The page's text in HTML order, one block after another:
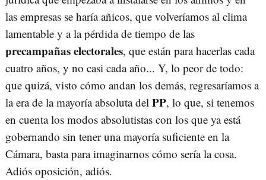
las empresas se haría añicos, que volveríamos al clima
lamentable y a la pérdida de tiempo de las
precampañas electorales, que están para hacerlas cada
cuatro años, y no casi cada año... Y, lo peor de todo:
que quizá, visto cómo andan los demás, regresaríamos a
la era de la mayoría absoluta del PP, lo que, si tenemos
en cuenta los modos absolutistas con los que ya está
gobernando sin tener una mayoría suficiente en la
Cámara, basta para imaginarnos cómo sería la cosa.
Adiós oposición, adiós.